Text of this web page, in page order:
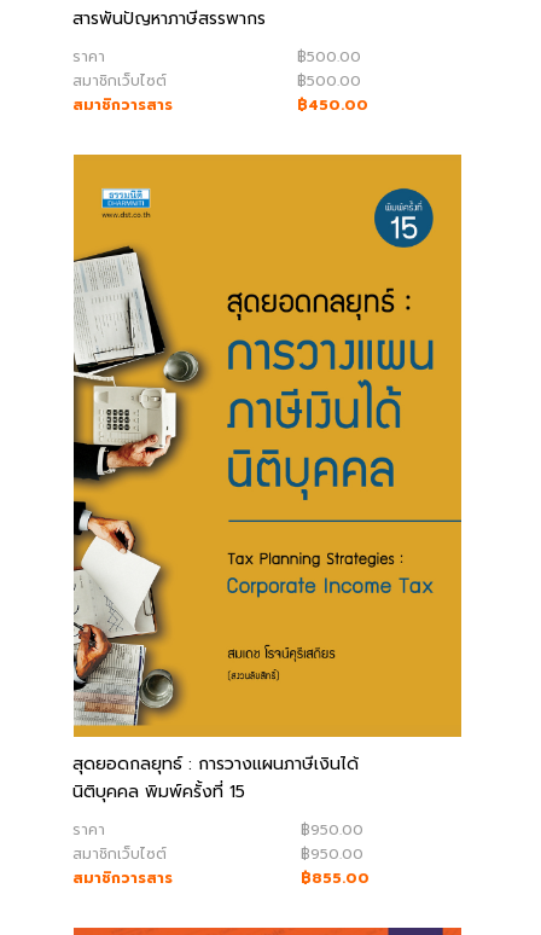
สารพันปัญหาภาษีสรรพากร
ราคา
฿500.00
สมาชิกเว็บไซต์
฿500.00
สมาชิกวารสาร
฿450.00
สุดยอดกลยุทธ์ : การวางแผนภาษีเงินได้
นิติบุคคล พิมพ์ครั้งที่ 15
ราคา
฿950.00
สมาชิกเว็บไซต์
฿950.00
สมาชิกวารสาร
฿855.00